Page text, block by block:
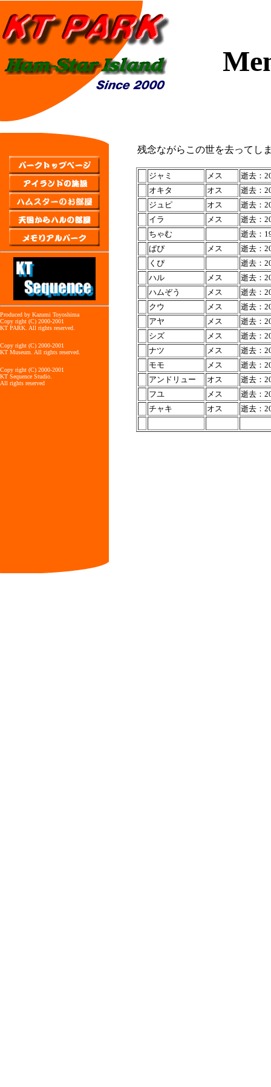
残念ながらこの世を去ってし
ジャミ メス
逝去：
オキタ
オス
逝去：
ジュピ
オス
逝去：
イラ
メス
逝去：
ちゃむ
逝去：
ぱぴ
メス
逝去：
くぴ
逝去：
ハル
メス
逝去：
ハムぞう
メス
逝去：
クウ
メス
逝去：
アヤ
メス
逝去：
シズ
メス
逝去：
ナツ
メス
逝去：
モモ
メス
逝去：
アンドリュー
オス
逝去：
フユ
メス
逝去：
チャキ
オス 逝去：
Produced by Kazumi Toyoshima
Copy right (C) 2000-2001
KT PARK. All rights reserved.
Copy right (C) 2000-2001
KT Museum. All rights reserved.
Copy right (C) 2000-2001
KT Sequence Studio.
All rights reserved